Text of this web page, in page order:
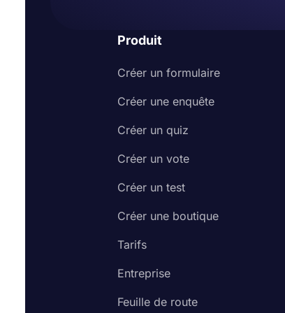
Produit
Créer un formulaire
Créer une enquête
Créer un quiz
Créer un vote
Créer un test
Créer une boutique
Tarifs
Entreprise
Feuille de route